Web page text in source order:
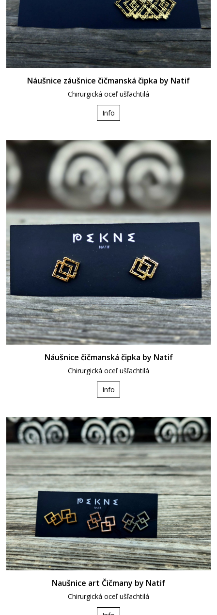
Náušnice záušnice čičmanská čipka by Natif
Chirurgická oceľ ušľachtilá
Info
Náušnice čičmanská čipka by Natif
Chirurgická oceľ ušľachtilá
Info
Naušnice art Čičmany by Natif
Chirurgická oceľ ušľachtilá